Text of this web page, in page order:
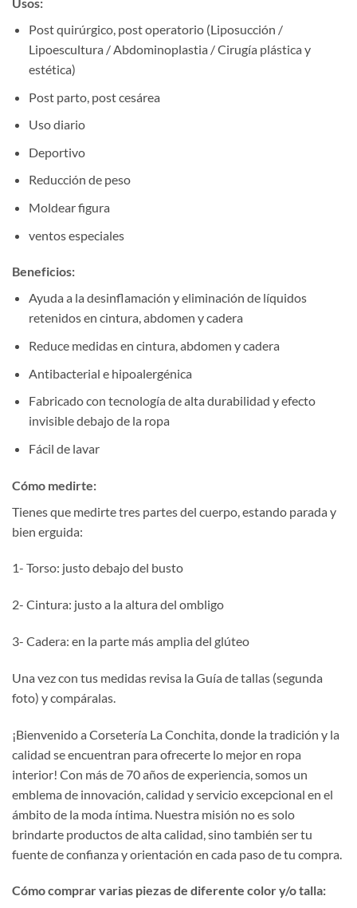
Post quirúrgico, post operatorio (Liposucción /
Lipoescultura / Abdominoplastia / Cirugía plástica y
estética)
Post parto, post cesárea
Uso diario
Deportivo
Reducción de peso
Moldear figura
ventos especiales
Beneficios:
Ayuda a la desinflamación y eliminación de líquidos
retenidos en cintura, abdomen y cadera
Reduce medidas en cintura, abdomen y cadera
Antibacterial e hipoalergénica
Fabricado con tecnología de alta durabilidad y efecto
invisible debajo de la ropa
Fácil de lavar
Cómo medirte:
Tienes que medirte tres partes del cuerpo, estando parada y
bien erguida:
1- Torso: justo debajo del busto
2- Cintura: justo a la altura del ombligo
3- Cadera: en la parte más amplia del glúteo
Una vez con tus medidas revisa la Guía de tallas (segunda
foto) y compáralas.
¡Bienvenido a Corsetería La Conchita, donde la tradición y la
calidad se encuentran para ofrecerte lo mejor en ropa
interior! Con más de 70 años de experiencia, somos un
emblema de innovación, calidad y servicio excepcional en el
ámbito de la moda íntima. Nuestra misión no es solo
brindarte productos de alta calidad, sino también ser tu
fuente de confianza y orientación en cada paso de tu compra.
Cómo comprar varias piezas de diferente color y/o talla: